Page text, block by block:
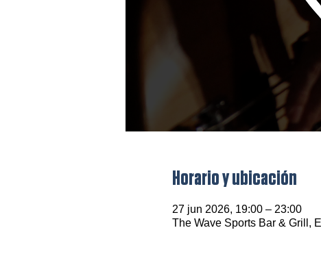
Horario y ubicación
27 jun 2026, 19:00 – 23:00
The Wave Sports Bar & Grill,